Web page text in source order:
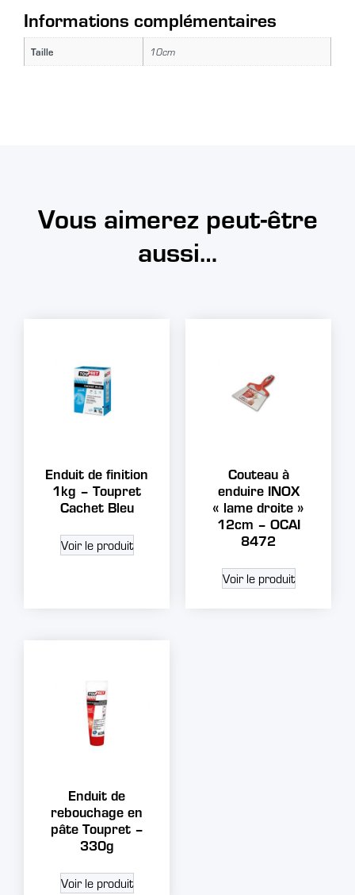
Informations complémentaires
Taille 10cm
Vous aimerez peut-être
aussi…
Enduit de finition
1kg – Toupret
Cachet Bleu
Voir le produit
Couteau à
enduire INOX
« lame droite »
12cm – OCAI
8472
Voir le produit
Enduit de
rebouchage en
pâte Toupret –
330g
Voir le produit